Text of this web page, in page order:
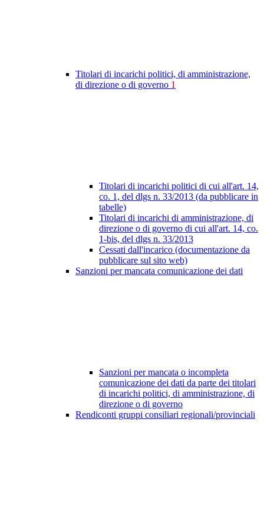
Titolari di incarichi politici, di amministrazione,
di direzione o di governo 1
Titolari di incarichi politici di cui all'art. 14,
co. 1, del dlgs n. 33/2013 (da pubblicare in
tabelle)
Titolari di incarichi di amministrazione, di
direzione o di governo di cui all'art. 14, co.
1-bis, del dlgs n. 33/2013
Cessati dall'incarico (documentazione da
pubblicare sul sito web)
Sanzioni per mancata comunicazione dei dati
Sanzioni per mancata o incompleta
comunicazione dei dati da parte dei titolari
di incarichi politici, di amministrazione, di
direzione o di governo
Rendiconti gruppi consiliari regionali/provinciali